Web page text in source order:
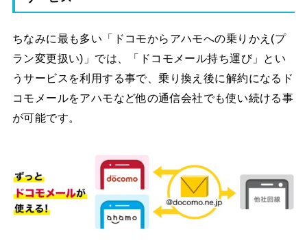
ちなみに最も多い「ドコモからアハモへの乗りかえ(プ
ラン変更扱い)」では、「ドコモメール持ち運び」とい
うサービスを利用する事で、乗り換え後に解約になるド
コモメールをアハモなど他の通信会社でも使い続ける事
が可能です。